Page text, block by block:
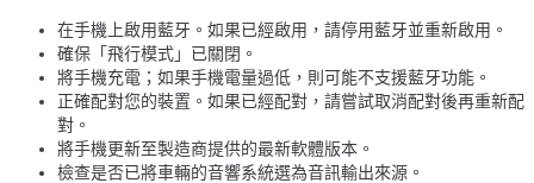
在手機上啟用藍牙。如果已經啟用，請停用藍牙並重新啟用。
確保「飛行模式」已關閉。
將手機充電；如果手機電量過低，則可能不支援藍牙功能。
正確配對您的裝置。如果已經配對，請嘗試取消配對後再重新配
對。
將手機更新至製造商提供的最新軟體版本。
檢查是否已將車輛的音響系統選為音訊輸出來源。